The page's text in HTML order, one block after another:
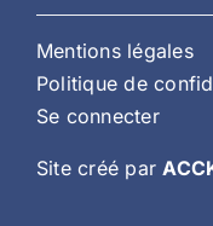
Mentions légales
Politique de
Se connecter
Site créé par